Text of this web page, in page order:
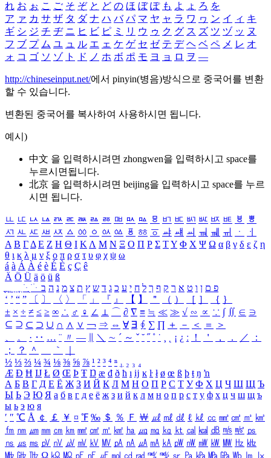
れ お ぉ こ ご そ ぞ と ど の ほ ぼ ぽ も よ ょ ろ を
ア ァ カ サ ザ タ ダ ナ ハ バ パ マ ヤ ャ ラ ワ ヮ ン イ ィ キ
ギ シ ジ チ ヂ ニ ヒ ビ ピ ミ リ ウ ゥ ク グ ス ズ ツ ヅ ッ ヌ
フ ブ プ ム ユ ュ ル エ ェ ケ ゲ セ ゼ テ デ ヘ ベ ペ メ レ オ
ォ コ ゴ ソ ゾ ト ド ノ ホ ボ ポ モ ヨ ョ ロ ヲ ―
http://chineseinput.net/에서 pinyin(병음)방식으로 중국어를 변환
할 수 있습니다.
변환된 중국어를 복사하여 사용하시면 됩니다.
예시)
中文 을 입력하시려면 zhongwen을 입력하시고 space를
누르시면됩니다.
北京 을 입력하시려면 beijing을 입력하시고 space를 누르
시면 됩니다.
ㅥ ㅦ ㅧ ㅨ ㅩ ㅪ ㅫ ㅬ ㅭ ㅮ ㅯ ㅰ ㅱ ㅲ ㅳ ㅴ ㅵ ㅶ ㅷ ㅸ
ㅹ
ㅺ ㅻ ㅼ ㅽ ㅾ ㅿ ㆀ ㆁ ㆂ ㆃ ㆄ ㆅ ㆆ ㆇ ㆈ ㆉ ㆊ ㆋ ㆌ ㆍ
ㆎ
Α Β ΓΔ Ε Ζ Η Θ Ι ΚΛ Μ Ν Ξ Ο Π Ρ Σ ΤΥ Φ Χ Ψ Ω α β γ δ ε ζ η
θ ι κ λ μ ν ξ ο π ρ σ τ υ φ χ ψ ω
á à Á À é è É È ç Ç ê
Ä Ö Ü ä ö ü ß
ִֶֹ ֻּ ׁׂ פ ם ן ו ט א ר ק ף ך ל ח י ע כ ג ד ש ץ ת צ מ נ ה ב
‘ ’ “ ” 〔 〕 〈 〉 「 」 『 』 【 】 ＂ （ ） ［ ］ ｛ ｝
± × ÷ ≠ ≤ ≥ ∞ ∴ ♂ ♀ ∠ ⊥ ⌒ ∂ ∇ ≡ ≒ ≪ ≫ √ ∽ ∝ ∵ ∫ ∬ ∈ ∋
⊆ ⊇ ⊂ ⊃ ∪ ∩ ∧ ∨ ￢ ⇒ ⇔ ∀ ∃ ∮ ∑ ∏ ＋ － ＜ ＝
＞
、
。 · ‥ … ¨ 〃 ― ＼ ∼ ´ ～ ˇ ˘ ˝ ˚ ˙ ¸ ¡ ¿ ː ！ ＇ ， ． ／
：
；
？ ＾ ｀
½ ⅓ ⅔ ¼ ¾ ⅛ ⅜ ⅝ ⅞ ¹ ² ³ ⁴ ⁿ ₁ ₂ ₃ ₄
Æ Ð Ħ Ĳ Ł Ø Œ Þ Ŧ Ŋ æ đ ð ħ ı ĳ ĸ ŀ ł ø œ ß þ ŧ ŋ ŉ
А Б В Г Д Е Ё Ж З И Й К Л М Н О П Р С Т У Ф Х Ц Ч Ш Щ Ъ
Ы Ь Э Ю Я а б в г д е ё ж з и й к л м н о п р с т у ф х ц ч ш щ ъ
ы ь э ю я
′ ″ ℃ Å ￠ ￡ ￥ ¤ ℉ ‰ ＄ ％ Ｆ ￦ ㎕ ㎖ ㎗ ℓ ㎘ ㏄ ㎣ ㎤ ㎥ ㎦
㎙ ㎚ ㎛ ㎜ ㎝ ㎞ ㎟ ㎠ ㎡ ㎢ ㏊ ㎍ ㎎ ㎏ ㏏ ㎈ ㎉ ㏈ ㎧ ㎨ ㎰
㎱ ㎲ ㎳ ㎴ ㎵ ㎶ ㎷ ㎸ ㎹ ㎀ ㎁ ㎂ ㎃ ㎄ ㎺ ㎻ ㎽ ㎾ ㎿ ㎐ ㎑
㎒ ㎓ ㎔ Ω ㏀ ㏁ ㎊ ㎋ ㎌ ㏖ ㏅ ㎭ ㎮ ㎯ ㏛ ㎩ ㎪ ㎫ ㎬ ㏝ ㏐
㏓